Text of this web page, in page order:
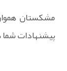
مشکستان
پیشنهادات